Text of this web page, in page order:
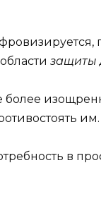
защиты
более
им.
в